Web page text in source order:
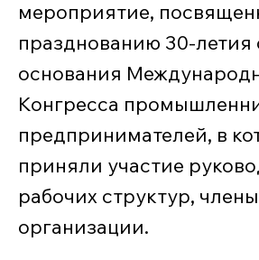
мероприятие,
празднованию 30-летия
основания
Конгресса
предпринимателей, в
приняли участие
рабочих структур,
организации.